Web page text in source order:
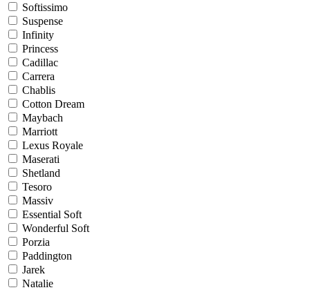
Softissimo
Suspense
Infinity
Princess
Cadillac
Carrera
Chablis
Cotton Dream
Maybach
Marriott
Lexus Royale
Maserati
Shetland
Tesoro
Massiv
Essential Soft
Wonderful Soft
Porzia
Paddington
Jarek
Natalie